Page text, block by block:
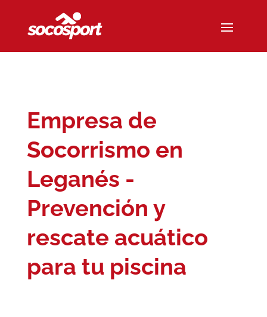
Empresa de
Socorrismo en
Leganés -
Prevención y
rescate acuático
para tu piscina